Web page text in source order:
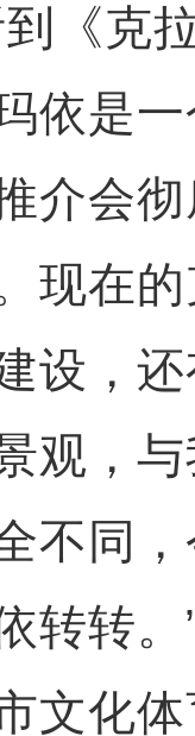
《克
依是
介会
现在
设，
观，
不同
转转。
化体